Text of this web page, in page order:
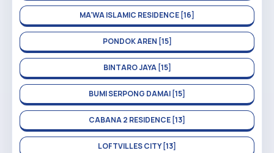
MA'WA ISLAMIC RESIDENCE [16]
PONDOK AREN [15]
BINTARO JAYA [15]
BUMI SERPONG DAMAI [15]
CABANA 2 RESIDENCE [13]
LOFTVILLES CITY [13]